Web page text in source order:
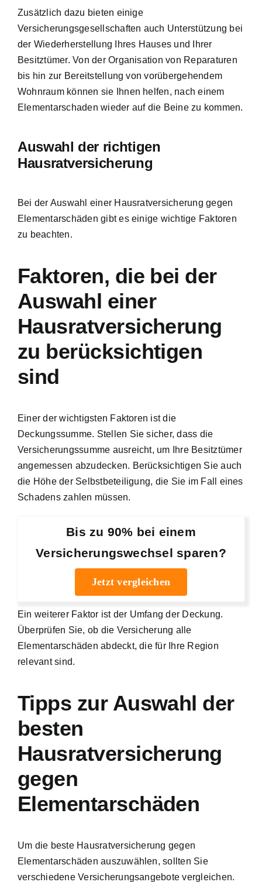
Zusätzlich dazu bieten einige
Versicherungsgesellschaften auch Unterstützung bei
der Wiederherstellung Ihres Hauses und Ihrer
Besitztümer. Von der Organisation von Reparaturen
bis hin zur Bereitstellung von vorübergehendem
Wohnraum können sie Ihnen helfen, nach einem
Elementarschaden wieder auf die Beine zu kommen.
Auswahl der richtigen
Hausratversicherung
Bei der Auswahl einer Hausratversicherung gegen
Elementarschäden gibt es einige wichtige Faktoren
zu beachten.
Faktoren, die bei der
Auswahl einer
Hausratversicherung
zu berücksichtigen
sind
Einer der wichtigsten Faktoren ist die
Deckungssumme. Stellen Sie sicher, dass die
Versicherungssumme ausreicht, um Ihre Besitztümer
angemessen abzudecken. Berücksichtigen Sie auch
die Höhe der Selbstbeteiligung, die Sie im Fall eines
Schadens zahlen müssen.
Bis zu 90% bei einem
Versicherungswechsel sparen?
Jetzt vergleichen
Ein weiterer Faktor ist der Umfang der Deckung.
Überprüfen Sie, ob die Versicherung alle
Elementarschäden abdeckt, die für Ihre Region
relevant sind.
Tipps zur Auswahl der
besten
Hausratversicherung
gegen
Elementarschäden
Um die beste Hausratversicherung gegen
Elementarschäden auszuwählen, sollten Sie
verschiedene Versicherungsangebote vergleichen.